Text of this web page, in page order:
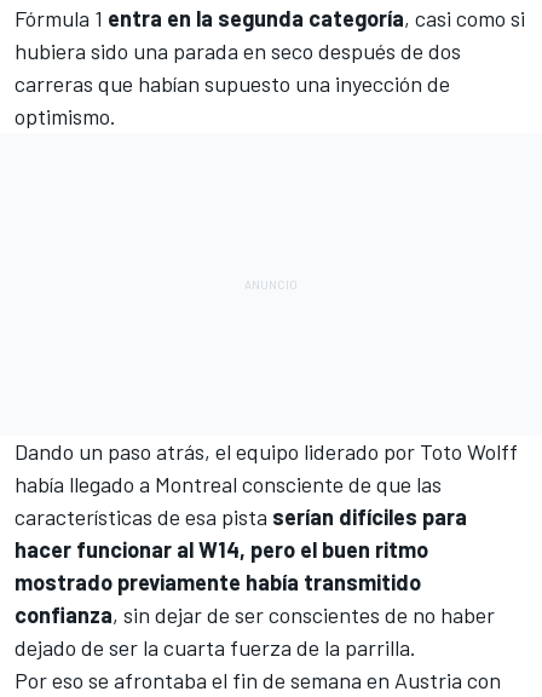
Fórmula 1 entra en la segunda categoría, casi como si
hubiera sido una parada en seco después de dos
carreras que habían supuesto una inyección de
optimismo.
Dando un paso atrás, el equipo liderado por Toto Wolff
había llegado a Montreal consciente de que las
características de esa pista serían difíciles para
hacer funcionar al W14, pero el buen ritmo
mostrado previamente había transmitido
confianza, sin dejar de ser conscientes de no haber
dejado de ser la cuarta fuerza de la parrilla.
Por eso se afrontaba el fin de semana en Austria con